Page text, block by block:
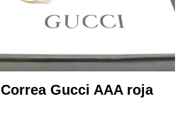
Correa Gucci AAA roja